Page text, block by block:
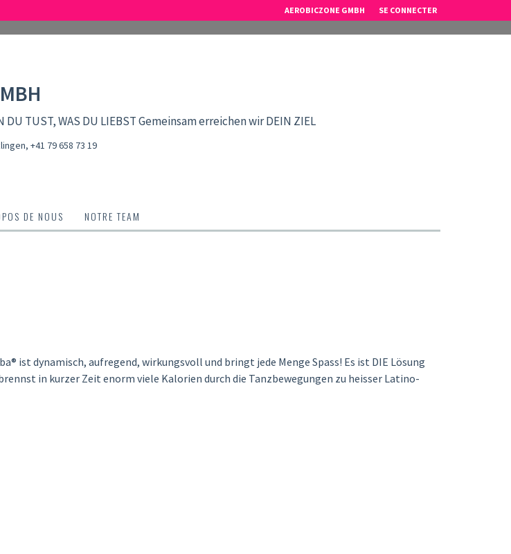
AEROBICZONE GMBH SE CONNECTER
DU TUST, WAS DU LIEBST Gemeinsam erreichen wir DEIN ZIEL
, +41 79 658 73 19
DE NOUS NOTRE TEAM
ist dynamisch, aufregend, wirkungsvoll und bringt jede Menge Spass! Es ist DIE Lösung
in kurzer Zeit enorm viele Kalorien durch die Tanzbewegungen zu heisser Latino-